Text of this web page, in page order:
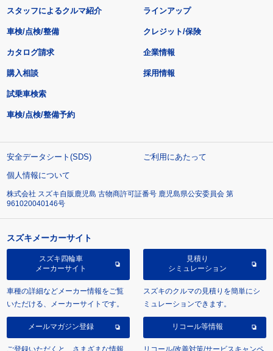
スタッフによるクルマ紹介 ラインアップ
車検/点検/整備 クレジット/保険
カタログ請求
購入相談
試乗車検索
車検/点検/整備予約
企業情報
採用情報
安全データシート(SDS)
ご利用にあたって
個人情報について
株式会社 スズキ自販鹿児島 古物商許可証番号 鹿児島県公安委員会 第
961020040146号
スズキメーカーサイト
スズキ四輪車
メーカーサイト
車種の詳細などメーカー情報をご覧
いただける、メーカーサイトです。
見積り
シミュレーション
スズキのクルマの見積りを簡単にシ
ミュレーションできます。
メールマガジン登録
ご登録いただくと、さまざまな情報
リコール等情報
リコール/改善対策/サービスキャンペ